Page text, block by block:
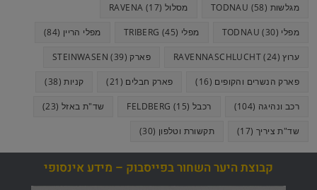
מגלשות TODNAU (58) מסלול RAVENA (17)
מפלי TODNAU (30) מפלי TRIBERG (45) מפלי הריין (84)
ערוץ RAVENNASCHLUCHT (24) פארק STEINWASEN (39)
פארק הנשרים והקופים (16) פארק חבלים (21) קניות(38)
רכב ונהיגה (104) רכבל FELDBERG (15) שד"ת באזל (23)
שד"ת ציריך (17) תקשורת וטלפון (30)
קבוצת היער השחור בפייסבוק – מידע אינסופי